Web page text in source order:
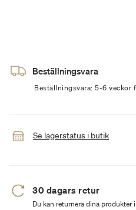
Beställningsvara
Beställningsvara: 5-6 veckor
Se lagerstatus i butik
30 dagars retur
Du kan returnera dina produkter